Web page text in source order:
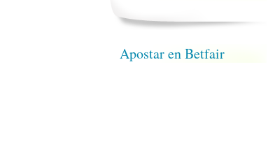
Apostar en Betfair